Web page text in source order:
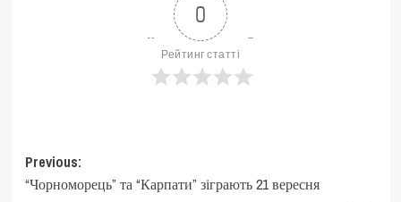
0
Рейтинг статті
Post
navigation
Previous:
“Чорноморець” та “Карпати” зіграють 21 вересня